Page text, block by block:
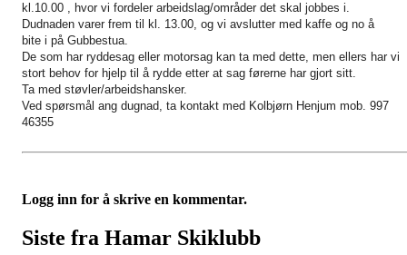
kl.10.00 , hvor vi fordeler arbeidslag/områder det skal jobbes i.
Dudnaden varer frem til kl. 13.00, og vi avslutter med kaffe og no å
bite i på Gubbestua.
De som har ryddesag eller motorsag kan ta med dette, men ellers har vi
stort behov for hjelp til å rydde etter at sag førerne har gjort sitt.
Ta med støvler/arbeidshansker.
Ved spørsmål ang dugnad, ta kontakt med Kolbjørn Henjum mob. 997
46355
Logg inn for å skrive en kommentar.
Siste fra Hamar Skiklubb